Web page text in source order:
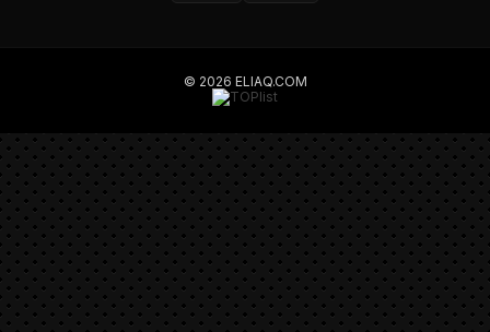
© 2026 ELIAQ.COM